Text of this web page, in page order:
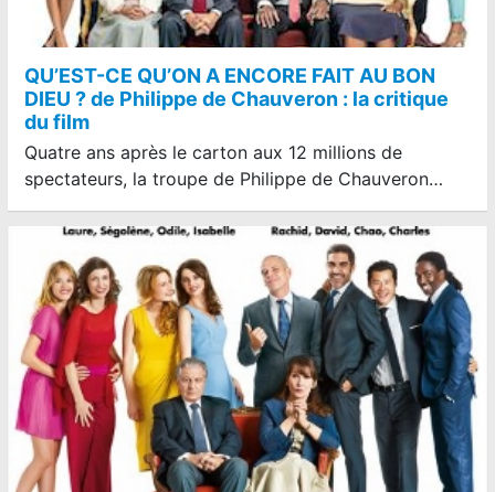
QU’EST-CE QU’ON A ENCORE FAIT AU BON
DIEU ? de Philippe de Chauveron : la critique
du film
Quatre ans après le carton aux 12 millions de
spectateurs, la troupe de Philippe de Chauveron…